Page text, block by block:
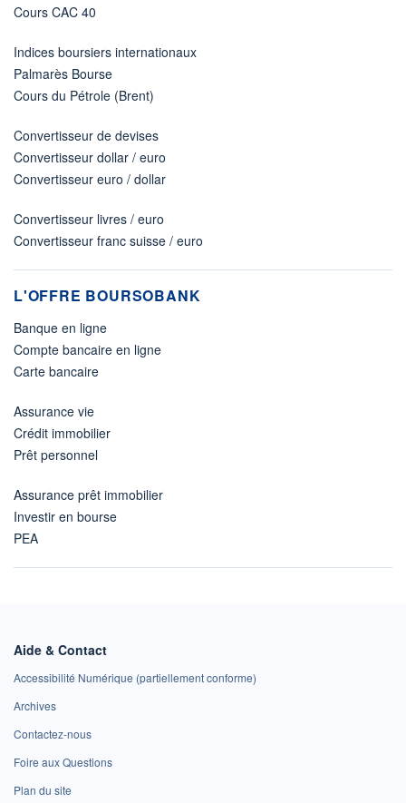
Cours CAC 40
Indices boursiers internationaux
Palmarès Bourse
Cours du Pétrole (Brent)
Convertisseur de devises
Convertisseur dollar / euro
Convertisseur euro / dollar
Convertisseur livres / euro
Convertisseur franc suisse / euro
L'OFFRE BOURSOBANK
Banque en ligne
Compte bancaire en ligne
Carte bancaire
Assurance vie
Crédit immobilier
Prêt personnel
Assurance prêt immobilier
Investir en bourse
PEA
Aide & Contact
Accessibilité Numérique (partiellement conforme)
Archives
Contactez-nous
Foire aux Questions
Plan du site